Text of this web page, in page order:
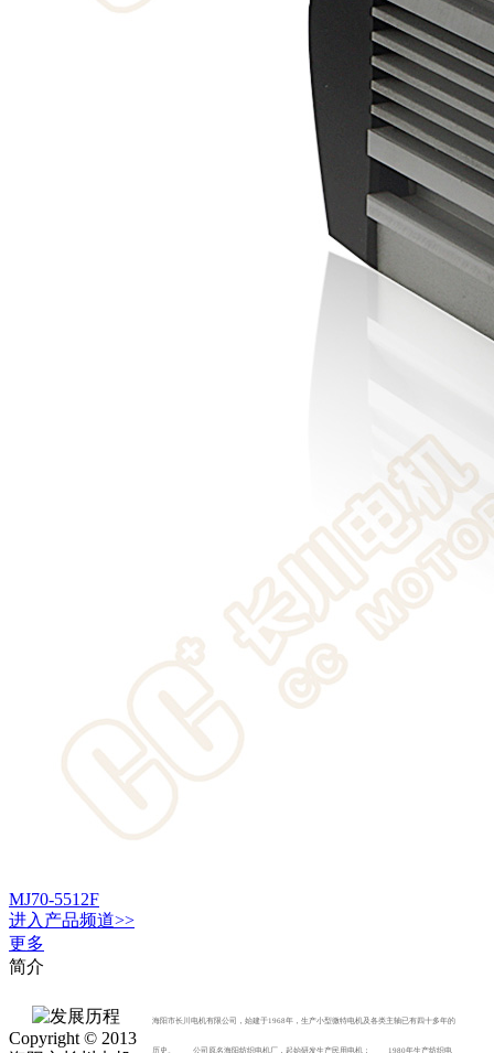
MJ70-5512F
进入 产品频道>>
更多
简介
海阳市长川电机有限公司，始建于1968年，生产小型微特电机及各类主轴已有四十多年的
历史。 公司原名海阳纺织电机厂，起始研发生产民用电机； 1980年生产纺织电
Copyright © 2013